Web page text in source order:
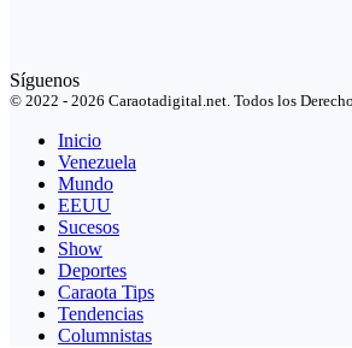
Síguenos
© 2022 - 2026 Caraotadigital.net. Todos los
Inicio
Venezuela
Mundo
EEUU
Sucesos
Show
Deportes
Caraota Tips
Tendencias
Columnistas